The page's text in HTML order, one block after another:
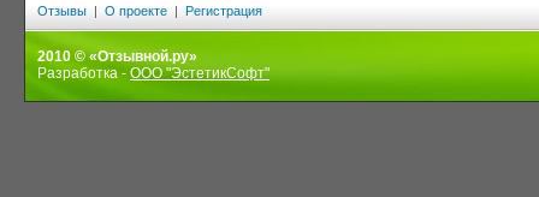
Отзывы | О проекте | Регистрация
2010 © «Отзывной.ру»
Разработка - ООО "ЭстетикСофт"